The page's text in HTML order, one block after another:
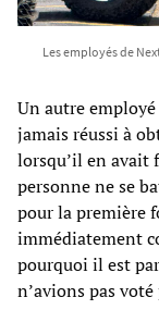
Les employés de
Un autre
jamais réussi à
lorsqu’il en avait
personne ne se
pour la première
immédiatement
pourquoi il est
n’avions pas